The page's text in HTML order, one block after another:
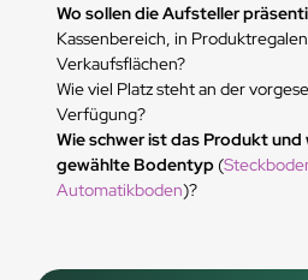
Wo sollen die Aufsteller
Kassenbereich, in
Verkaufsflächen?
Wie viel Platz steht an der
Verfügung?
Wie schwer ist das Produkt
gewählte Bodentyp(
Automatikboden)?